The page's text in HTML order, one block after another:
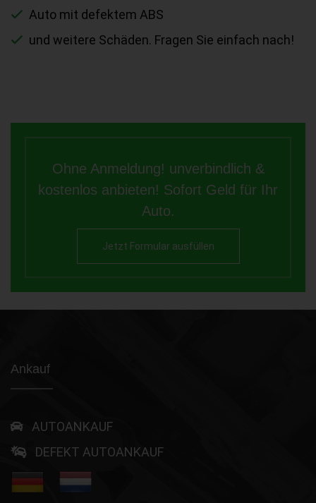
Auto mit defektem ABS
und weitere Schäden. Fragen Sie einfach nach!
Ohne Anmeldung! unverbindlich &
kostenlos anbieten! Sofort Geld für Ihr
Auto.
Jetzt Formular ausfüllen
Ankauf
AUTOANKAUF
DEFEKT AUTOANKAUF